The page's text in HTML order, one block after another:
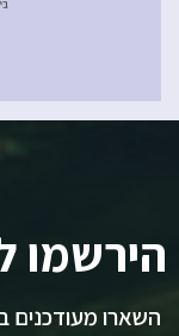
הירשמו
השארו